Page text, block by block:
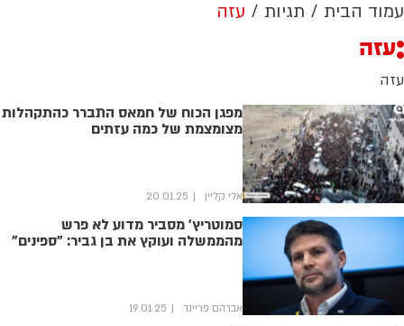
עמוד הבית תגיות עזה
עזה
עזה
מפגן הכוח של חמאס התברר כהתקהלות
מצומצמת של כמה עזתים
אלי קליין 20.01.25
סמוטריץ' מסביר מדוע לא פרש
מהממשלה ועוקץ את בן גביר: "ספינים"
אברהם פריינד 19.01.25